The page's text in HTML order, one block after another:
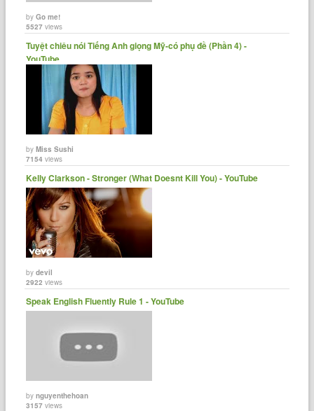
byGo me!
5527 views
Tuyệt chiêu nói Tiếng Anh giọng Mỹ-có phụ đề (Phần 4) -
YouTube
byMiss Sushi
7154 views
Kelly Clarkson - Stronger (What Doesnt Kill You) - YouTube
bydevil
2922 views
Speak English Fluently Rule 1 - YouTube
bynguyenthehoan
3157 views